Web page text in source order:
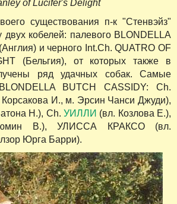
of Lucifer's Delight
существования п-к "Стенвэйз"
двух кобелей: палевого BLONDELLA
и черного Int.Ch. QUATRO OF
(Бельгия), от которых также в
ряд удачных собак. Самые
BUTCH CASSIDY: Ch.
И., м. Эрсин Чанси Джуди),
Н.), Ch.УИЛЛИ (вл. Козлова Е.),
В.), УЛИССА КРАКСО (вл.
Юрга Барри).